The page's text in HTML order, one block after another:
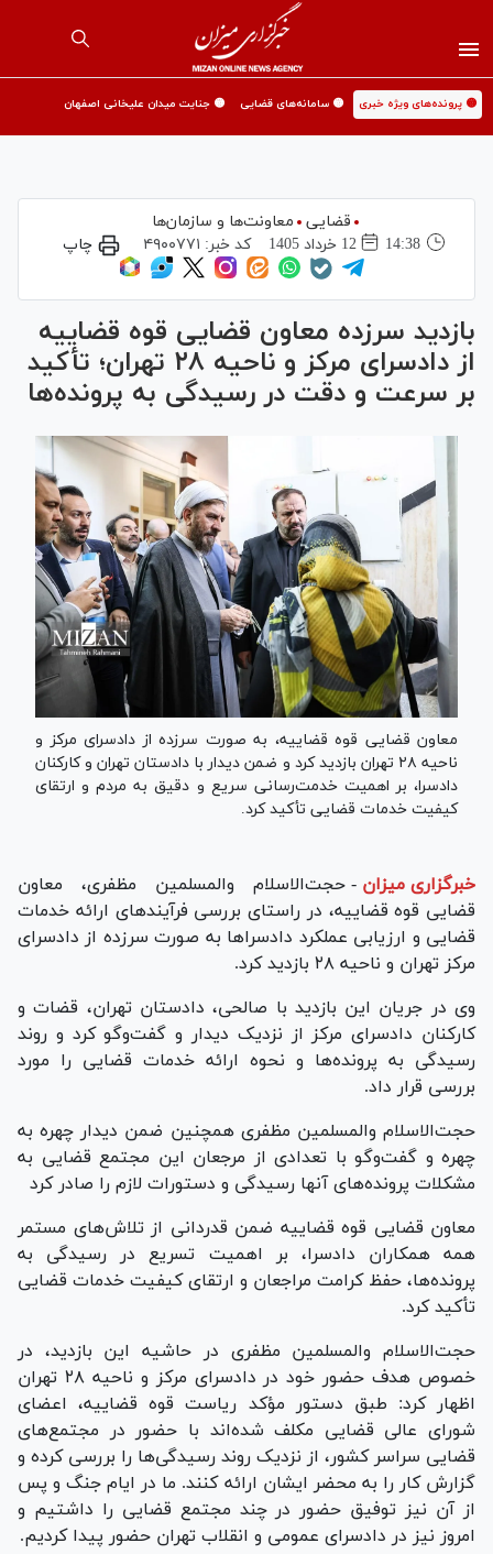
🟡 پرونده‌های ویژه خبری 🟡 سامانه‌های قضایی 🟡 جنایت میدان علیخانی اصفهان
قضایی
معاونت‌ها و سازمان‌ها
14:38
12 خرداد 1405 کد خبر: ۴۹۰۰۷۷۱ چاپ
بازدید سرزده معاون قضایی قوه قضاییه
از دادسرای مرکز و ناحیه ۲۸ تهران؛ تأکید
بر سرعت و دقت در رسیدگی به پرونده‌ها
معاون قضایی قوه قضاییه، به صورت سرزده از دادسرای مرکز و
ناحیه ۲۸ تهران بازدید کرد و ضمن دیدار با دادستان تهران و کارکنان
دادسرا، بر اهمیت خدمت‌رسانی سریع و دقیق به مردم و ارتقای
کیفیت خدمات قضایی تأکید کرد.
خبرگزاری میزان - حجت‌الاسلام والمسلمین مظفری، معاون
قضایی قوه قضاییه، در راستای بررسی فرآیند‌های ارائه خدمات
قضایی و ارزیابی عملکرد دادسرا‌ها به صورت سرزده از دادسرای
مرکز تهران و ناحیه ۲۸ بازدید کرد.
وی در جریان این بازدید با صالحی، دادستان تهران، قضات و
کارکنان دادسرای مرکز از نزدیک دیدار و گفت‌و‌گو کرد و روند
رسیدگی به پرونده‌ها و نحوه ارائه خدمات قضایی را مورد
بررسی قرار داد.
حجت‌الاسلام والمسلمین مظفری همچنین ضمن دیدار چهره به
چهره و گفت‌وگو با تعدادی از مرجعان این مجتمع قضایی به
مشکلات پرونده‌های آنها رسیدگی و دستورات لازم را صادر کرد
معاون قضایی قوه قضاییه ضمن قدردانی از تلاش‌های مستمر
همه همکاران دادسرا، بر اهمیت تسریع در رسیدگی به
پرونده‌ها، حفظ کرامت مراجعان و ارتقای کیفیت خدمات قضایی
تأکید کرد.
حجت‌الاسلام والمسلمین مظفری در حاشیه این بازدید، در
خصوص هدف حضور خود در دادسرای مرکز و ناحیه ۲۸ تهران
اظهار کرد: طبق دستور مؤکد ریاست قوه قضاییه، اعضای
شورای عالی قضایی مکلف شده‌اند با حضور در مجتمع‌های
قضایی سراسر کشور، از نزدیک روند رسیدگی‌ها را بررسی کرده و
گزارش کار را به محضر ایشان ارائه کنند. ما در ایام جنگ و پس
از آن نیز توفیق حضور در چند مجتمع قضایی را داشتیم و
امروز نیز در دادسرای عمومی و انقلاب تهران حضور پیدا کردیم.